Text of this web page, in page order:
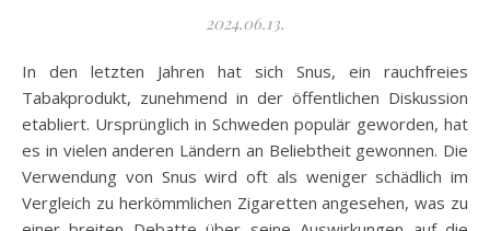
2024.06.13.
In den letzten Jahren hat sich Snus, ein rauchfreies
Tabakprodukt, zunehmend in der öffentlichen Diskussion
etabliert. Ursprünglich in Schweden populär geworden, hat
es in vielen anderen Ländern an Beliebtheit gewonnen. Die
Verwendung von Snus wird oft als weniger schädlich im
Vergleich zu herkömmlichen Zigaretten angesehen, was zu